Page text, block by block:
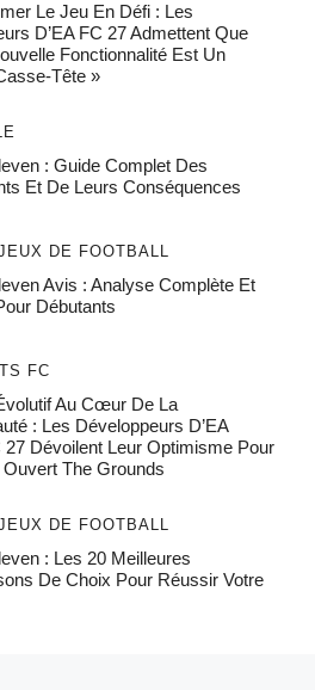
Le Jeu En Défi : Les
D’EA FC 27 Admettent Que
Fonctionnalité Est Un
Tête »
: Guide Complet Des
Et De Leurs Conséquences
DE FOOTBALL
Avis : Analyse Complète Et
Débutants
FC
Au Cœur De La
: Les Développeurs D’EA
27 Dévoilent Leur Optimisme Pour
The Grounds
DE FOOTBALL
: Les 20 Meilleures
De Choix Pour Réussir Votre